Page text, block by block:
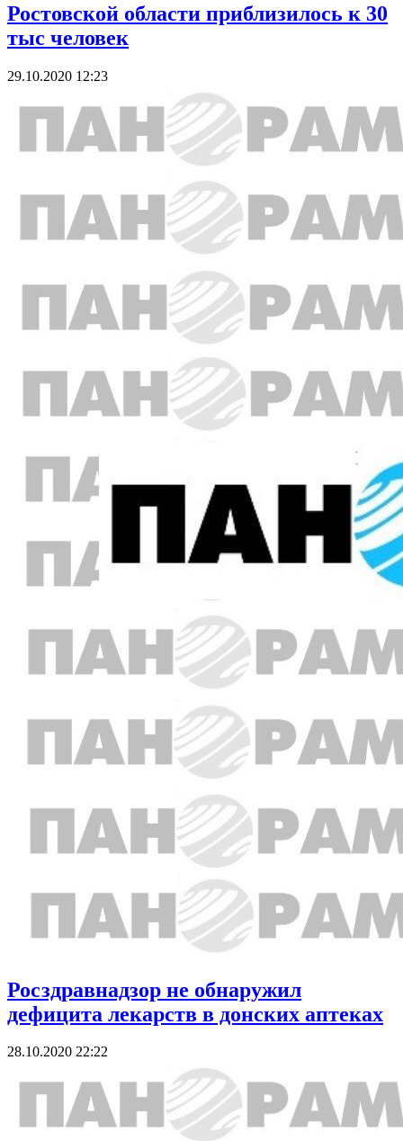
Ростовской области приблизилось к 30
тыс человек
29.10.2020 12:23
Росздравнадзор не обнаружил
дефицита лекарств в донских аптеках
28.10.2020 22:22